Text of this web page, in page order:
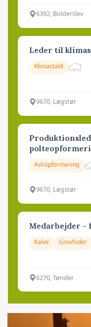
6392, Bolderslev
Leder til
Klimastald
9670, Løgstør
Avl/opformering
9670, Løgstør
Medarbejder -
Kalve Grovfoder
6270, Tønder